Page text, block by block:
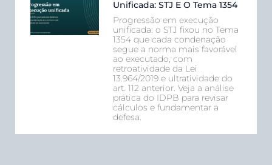
Unificada: STJ E O Tema 1354
Progressão em execução
unificada: o STJ fixou no Tema
1354 que cada condenação
segue a norma mais favorável
ao executado, com
retroatividade da Lei
13.964/2019 e ultratividade do
art. 112 anterior. Veja a análise
prática do IDPB para revisar
cálculos e fundamentar a
defesa.